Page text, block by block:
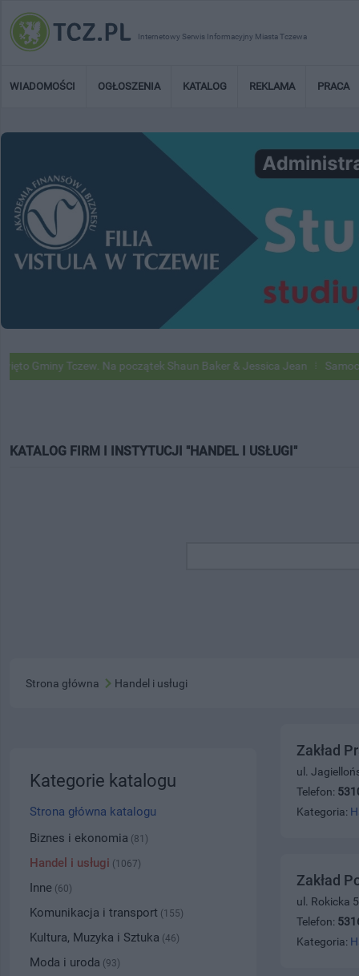
Internetowy Serwis Informacyjny Miasta Tczewa
WIADOMOŚCI OGŁOSZENIA KATALOG REKLAMA PRACA
Tczew. Na początek Shaun Baker & Jessica Jean Samochody
KATALOG FIRM I INSTYTUCJI "HANDEL I USŁUGI"
Strona główna Handel i usługi
Zakład
ul.
Telefon:
Kategoria:
Zakład
ul. Rokicka
Telefon:
Kategoria:
Kategorie katalogu
Strona główna katalogu
Biznes i ekonomia (81)
Handel i usługi (1067)
Inne (60)
Komunikacja i transport (155)
Kultura, Muzyka i Sztuka (46)
Moda i uroda (93)